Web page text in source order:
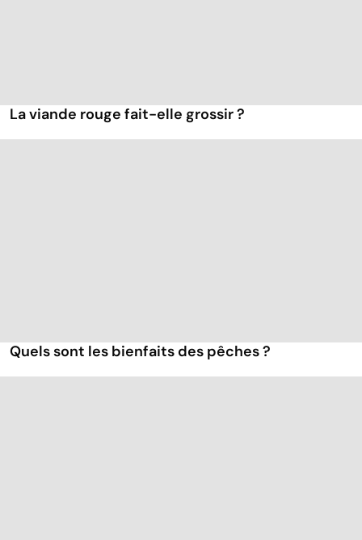
La viande rouge fait-elle grossir ?
Quels sont les bienfaits des pêches ?